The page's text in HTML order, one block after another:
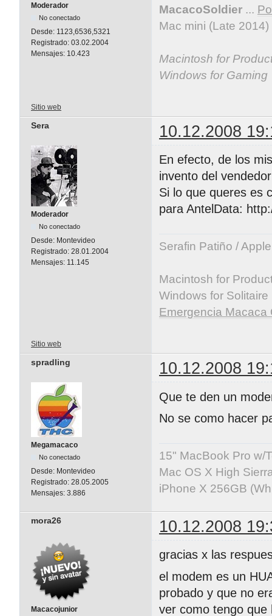
Moderador
No conectado
Desde: 1123,6536,5321
Registrado: 03.02.2004
Mensajes: 10.423
MacacoSoldier ...
Mac mini (Late
Macintosh for
Windows for Gaming
Sitio web
Sera 10.12.2008
Moderador
No conectado
Desde: Montevideo
Registrado: 28.01.2004
Mensajes: 11.145
En efecto, de los
invento del
Si lo que queres es
para AntelData:
Serafin Patiño /
Macintosh for
Windows for Solitaire
Emergencia Macaca
Sitio web
spradling 10.12.2008
Megamacaco
No conectado
Desde: Montevideo
Registrado: 28.05.2005
Mensajes: 3.886
Que te den un
No se como hacer
15" MacBook Pro w/
Mac OS X High
iPhone X 256GB
mora26 10.12.2008
Macacojunior
gracias x las
el modem es un
probado y que no
ver como tengo que